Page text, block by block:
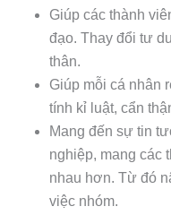
Giúp các thành
đạo. Thay đổi tư
thân.
Giúp mỗi cá nhân
tính kỉ luật, cẩn
Mang đến sự tin
nghiệp, mang các
nhau hơn. Từ đó
việc nhóm.